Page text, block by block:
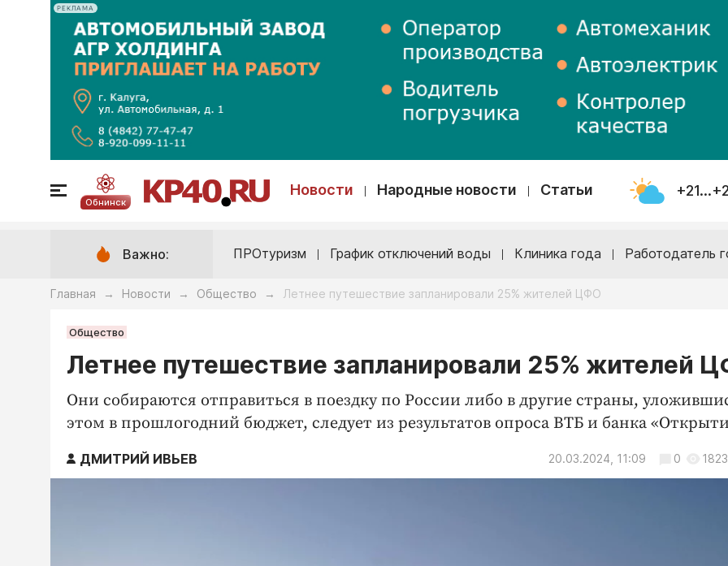
РЕКЛАМА
Обнинск
Новости Народные новости Статьи
Важно: ПРОтуризм График отключений воды Клиника года Работодатель
Главная → Новости → Общество → Летнее путешествие запланировали 25% жителей ЦФО
Общество
Летнее путешествие запланировали 25% жителей
Они собираются отправиться в поездку по России либо в другие страны,
этом в прошлогодний бюджет, следует из результатов опроса ВТБ и банка
ДМИТРИЙ ИВЬЕВ 20.03.2024, 11:09 0 1823